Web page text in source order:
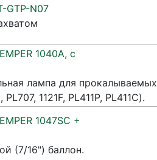
GTP-N07
1040A, с
лампа для прокалываемых
1121F, PL411P, PL411C).
1047SC +
(7/16") баллон.